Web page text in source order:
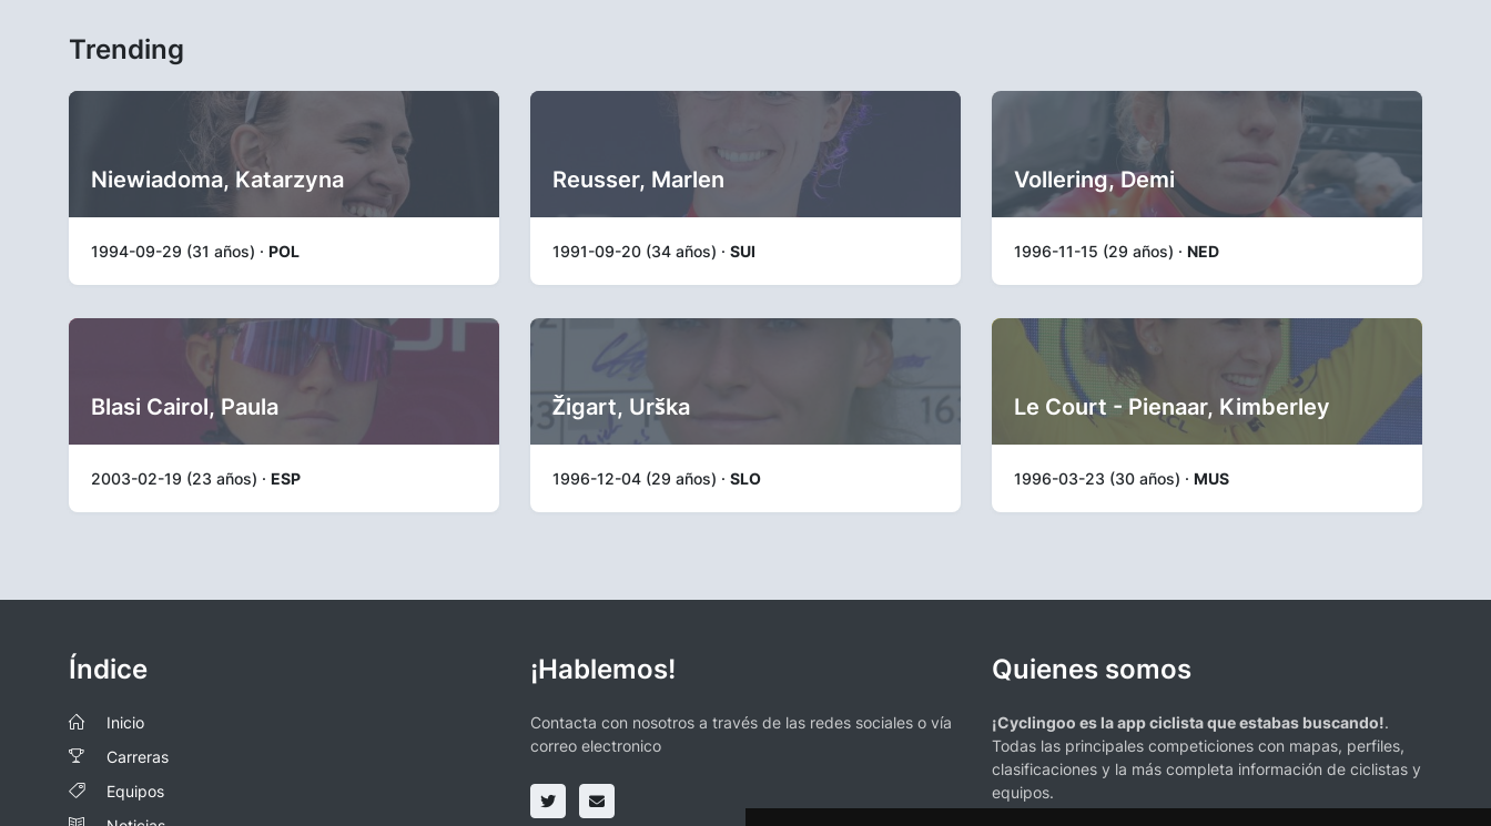
Trending
Niewiadoma, Katarzyna
1994-09-29 (31 años) · POL
Reusser, Marlen
1991-09-20 (34 años) · SUI
Vollering, Demi
1996-11-15 (29 años) · NED
Blasi Cairol, Paula
2003-02-19 (23 años) · ESP
Žigart, Urška
1996-12-04 (29 años) · SLO
Le Court - Pienaar, Kimberley
1996-03-23 (30 años) · MUS
Índice
Inicio
Carreras
Equipos
¡Hablemos!
Contacta con nosotros a través de las redes sociales o vía
correo electronico
Quienes somos
¡Cyclingoo es la app ciclista que estabas buscando!.
Todas las principales competiciones con mapas, perfiles,
clasificaciones y la más completa información de ciclistas y
equipos.